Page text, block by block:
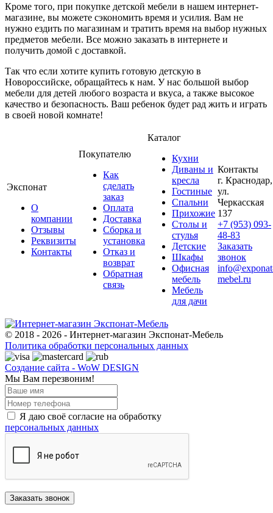
Кроме того, при покупке детской мебели в нашем интернет-
магазине, вы можете сэкономить время и усилия. Вам не
нужно ездить по магазинам и тратить время на выбор нужных
предметов мебели. Все можно заказать в интернете и
получить домой с доставкой.
Так что если хотите купить готовую детскую в
Новороссийске, обращайтесь к нам. У нас большой выбор
мебели для детей любого возраста и вкуса, а также высокое
качество и безопасность. Ваш ребенок будет рад жить и играть
в своей новой комнате!
Экспонат
О
компании
Отзывы
Реквизиты
Контакты
Покупателю
Как
сделать
заказ
Оплата
Доставка
Сборка и
установка
Отказ и
возврат
Обратная
связь
Каталог
Кухни
Диваны и
кресла
Гостиные
Спальни
Прихожие
Столы и
стулья
Детские
Шкафы
Офисная
мебель
Мебель
для дачи
Контакты
г. Краснодар,
ул.
Черкасская
137
+7 (953) 093-
48-83
Заказать
звонок
mebel.ru
© 2018 - 2026 - Интернет-магазин Экспонат-Мебель
Политика обработки персональных данных
Создание сайта - WoW DESIGN
Мы Вам перезвоним!
Я даю своё согласие на обработку
персональных данных